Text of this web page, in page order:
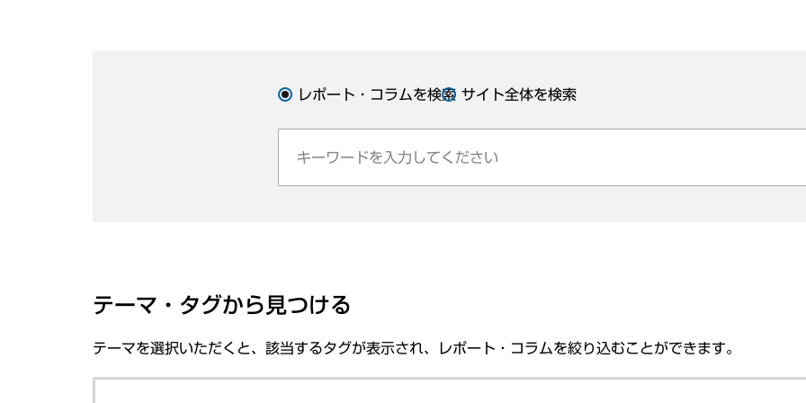
レポート・コラムを検索 サイト全体を検索
テーマ・タグから見つける
テーマを選択いただくと、該当するタグが表示され、レポート・コラムを絞り込むことができます。